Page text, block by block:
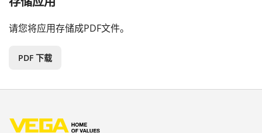
请您将应用存储成PDF文件。
PDF 下载